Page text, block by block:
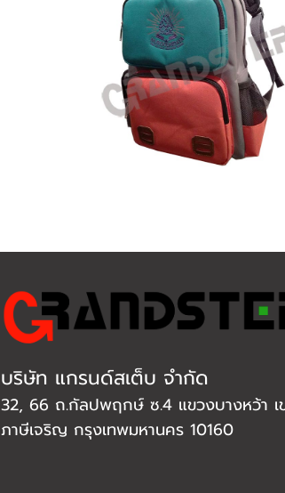
บริษัท แกรนด์สเต็บ จำกัด
32, 66 ถ.กัลปพฤกษ์ ซ.4 แขวงบางหว้า เ
ภาษีเจริญ กรุงเทพมหานคร 10160